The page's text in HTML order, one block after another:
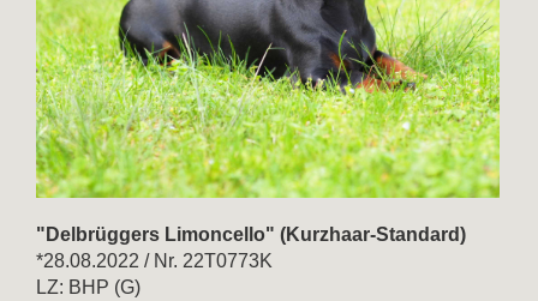
"Delbrüggers Limoncello" (Kurzhaar-Standard)
*28.08.2022 / Nr. 22T0773K
LZ: BHP (G)